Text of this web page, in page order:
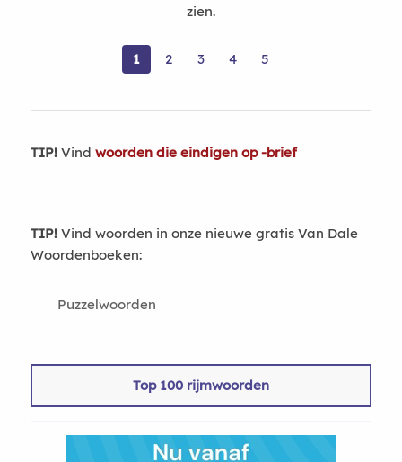
zien.
1 2 3 4 5
TIP!Vind woorden die eindigen op -brief
TIP!Vind woorden in onze nieuwe gratis Van Dale
Woordenboeken:
Puzzelwoorden
Top 100 rijmwoorden